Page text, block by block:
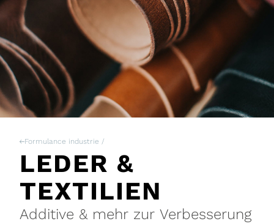
Formulance industrie /
LEDER &
TEXTILIEN
Additive & mehr zur Verbesserung